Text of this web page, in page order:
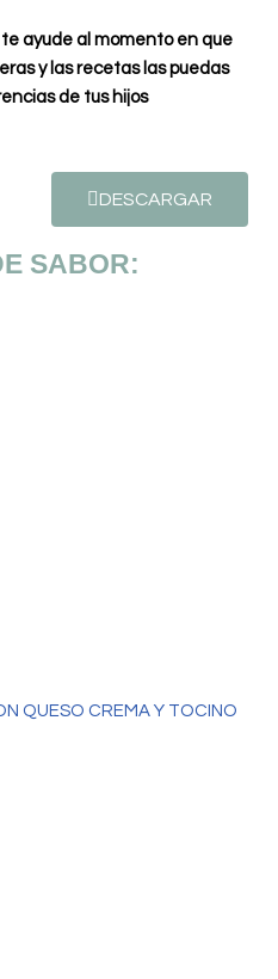
ayude al momento en que
y las recetas las puedas
de tus hijos
DESCARGAR
SABOR: